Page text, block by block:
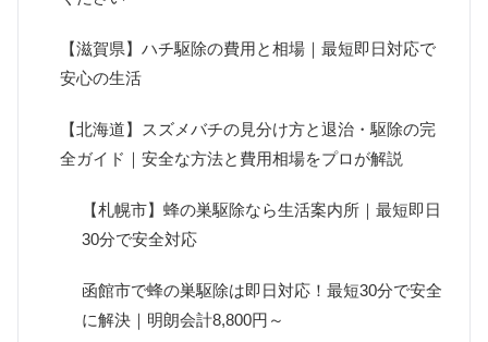
【滋賀県】ハチ駆除の費用と相場｜最短即日対応で
安心の生活
【北海道】スズメバチの見分け方と退治・駆除の完
全ガイド｜安全な方法と費用相場をプロが解説
【札幌市】蜂の巣駆除なら生活案内所｜最短即日
30分で安全対応
函館市で蜂の巣駆除は即日対応！最短30分で安全
に解決｜明朗会計8,800円～